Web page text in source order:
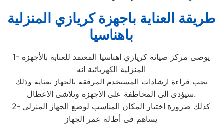
طريقة العناية باجهزة كريازي المنزلية
باهناسيا
1- يوصى مركز صيانه كريازي اهناسيا المعتمد للعناية بالأجهزة
المنزلية الكهربائية انه
يجب قراءة ارشادات المستخدم المرفقة بالجهاز بعناية وذلك
سيؤدى الى المحاظفة على الاجهزة وتلاشى الاعطال.
2- كذلك ضرورة اختيار المكان المناسب لوضع الجهاز المنزلى
يساهم فى أطالة عمر الجهاز